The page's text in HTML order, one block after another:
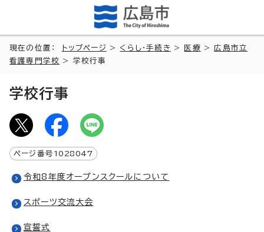
現在の位置： トップページ > くらし・手続き > 医療 >広島市立
看護専門学校 > 学校行事
学校行事
ページ番号 1028047
令和8年度オープンスクールについて
スポーツ交流大会
宣誓式